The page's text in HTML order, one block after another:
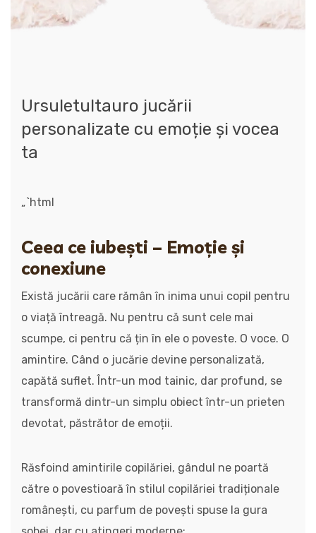
Ursuletultauro jucării
personalizate cu emoție și vocea
ta
„`html
Ceea ce iubești – Emoție și
conexiune
Există jucării care rămân în inima unui copil pentru
o viață întreagă. Nu pentru că sunt cele mai
scumpe, ci pentru că țin în ele o poveste. O voce. O
amintire. Când o jucărie devine personalizată,
capătă suflet. Într-un mod tainic, dar profund, se
transformă dintr-un simplu obiect într-un prieten
devotat, păstrător de emoții.
Răsfoind amintirile copilăriei, gândul ne poartă
către o povestioară în stilul copilăriei tradiționale
românești, cu parfum de povești spuse la gura